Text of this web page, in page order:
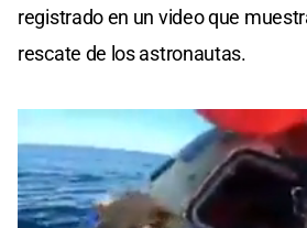
registrado en un video que
rescate de los astronautas.